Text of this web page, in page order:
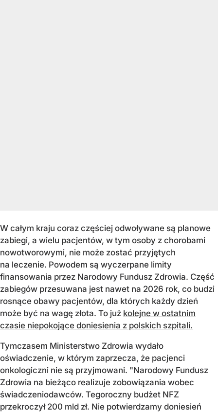
W całym kraju coraz częściej odwoływane są planowe
zabiegi, a wielu pacjentów, w tym osoby z chorobami
nowotworowymi, nie może zostać przyjętych
na leczenie. Powodem są wyczerpane limity
finansowania przez Narodowy Fundusz Zdrowia. Część
zabiegów przesuwana jest nawet na 2026 rok, co budzi
rosnące obawy pacjentów, dla których każdy dzień
może być na wagę złota. To już kolejne w ostatnim
czasie niepokojące doniesienia z polskich szpitali.
Tymczasem Ministerstwo Zdrowia wydało
oświadczenie, w którym zaprzecza, że pacjenci
onkologiczni nie są przyjmowani. "Narodowy Fundusz
Zdrowia na bieżąco realizuje zobowiązania wobec
świadczeniodawców. Tegoroczny budżet NFZ
przekroczył 200 mld zł. Nie potwierdzamy doniesień